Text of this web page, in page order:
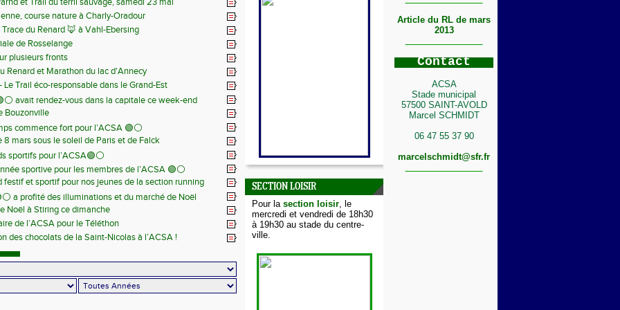
juin
course nature à Charly-Oradour
du Renard 🦊 à Vahl-Ebersing
de Rosselange
plusieurs fronts
Renard et Marathon du lac d'Annecy
Le Trail éco-responsable dans le Grand-Est
avait rendez-vous dans la capitale ce week-end
Bouzonville
commence fort pour l’ACSA 🟢⚪️
8 mars sous le soleil de Paris et de Falck
sportifs pour l’ACSA🟢⚪️
sportive pour les membres de l’ACSA 🟢⚪️
festif et sportif pour nos jeunes de la section running
a profité des illuminations et du marché de Noël
Noël à Stiring ce dimanche
de l’ACSA pour le Téléthon
des chocolats de la Saint-Nicolas à l’ACSA !
SECTION LOISIR
Pour la section loisir, le
mercredi et vendredi de 18h30
à 19h30 au stade du centre-
ville.
Article du RL de mars
2013
Contact
ACSA
Stade municipal
57500 SAINT-AVOLD
Marcel SCHMIDT
06 47 55 37 90
marcelschmidt@sfr.fr